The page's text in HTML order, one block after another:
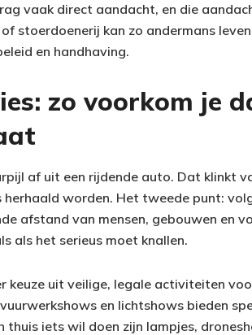
vaak direct aandacht, en die
stoerdoenerij kan zo andermans
en handhaving.
zo voorkom je
af uit een rijdende auto. Dat klinkt
worden. Het tweede punt:
afstand van mensen, gebouwen en
als het serieus moet knallen.
keuze uit veilige, legale activiteiten
en lichtshows bieden
thuis iets wil doen zijn lampjes,